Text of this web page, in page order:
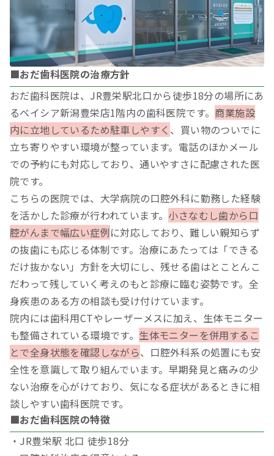
■おだ歯科医院の治療方針
おだ歯科医院は、JR豊栄駅北口から徒歩18分の場所にあ
るベイシア新潟豊栄店1階内の歯科医院です。 商業施設
内に立地しているため駐車しやすく 、買い物のついでに
立ち寄りやすい環境が整っています。電話のほかメール
での予約にも対応しており、通いやすさに配慮された医
院です。
こちらの医院では、大学病院の口腔外科に勤務した経験
を活かした診療が行われています。 小さなむし歯から口
腔がんまで幅広い症例に対応しており、難しい親知らず
の抜歯にも応じる体制です。治療にあたっては「できる
だけ抜かない」方針を大切にし、残せる歯はとことんこ
だわって残していく考えのもと診療に臨む姿勢です。全
身疾患のある方の相談も受け付けています。
院内には歯科用CTやレーザーメスに加え、生体モニター
も整備されている環境です。 生体モニターを併用するこ
とで全身状態を確認しながら、口腔外科系の処置にも安
全性を意識して取り組んでいます。早期発見と痛みの少
ない治療を心がけており、気になる症状があるときに相
談しやすい歯科医院です。
■おだ歯科医院の特徴
・JR豊栄駅 北口 徒歩18分